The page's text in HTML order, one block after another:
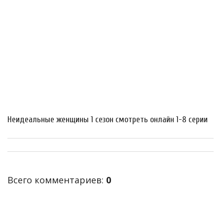
Неидеальные женщины 1 сезон смотреть онлайн 1-8 серии
Всего комментариев: 0